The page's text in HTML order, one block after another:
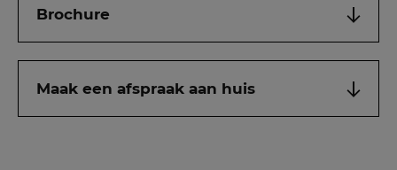
Brochure
Maak een afspraak aan huis